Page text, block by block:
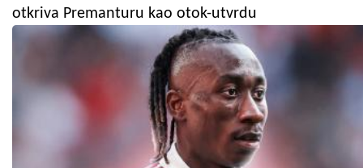
otkriva Premanturu kao otok-utvrdu